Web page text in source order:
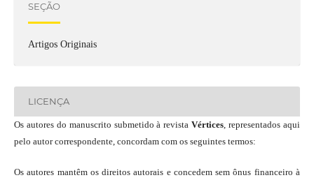
SEÇÃO
Artigos Originais
LICENÇA
Os autores do manuscrito submetido à revistaVértices , representados aqui
pelo autor correspondente, concordam com os seguintes termos:
Os autores mantêm os direitos autorais e concedem sem ônus financeiro à